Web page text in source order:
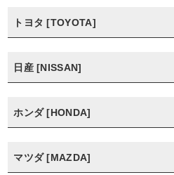
トヨタ [TOYOTA]
日産 [NISSAN]
ホンダ [HONDA]
マツダ [MAZDA]